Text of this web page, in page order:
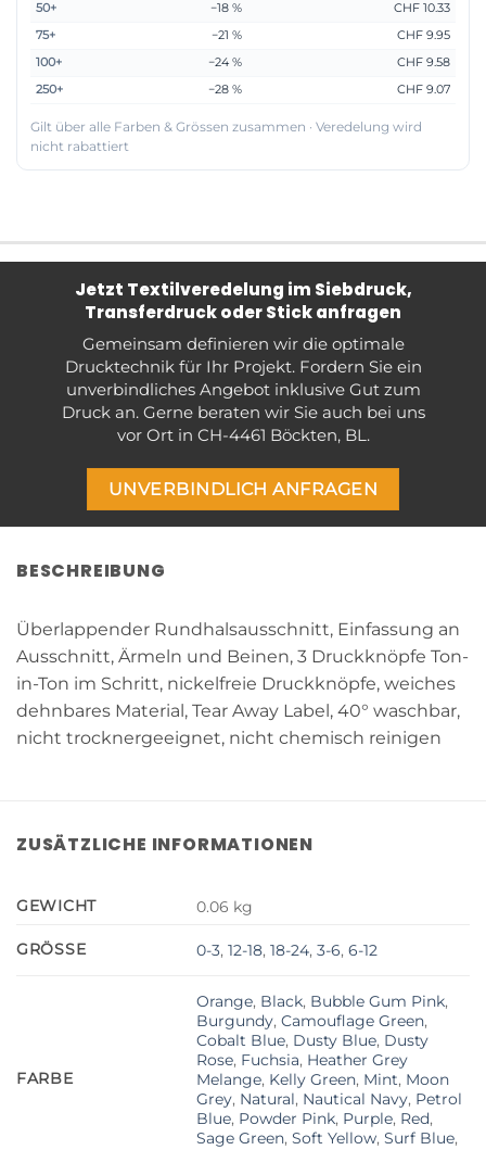
50+ −18 %
CHF 10.33
75+
−21 %
CHF 9.95
100+
−24 %
CHF 9.58
250+
−28 % CHF 9.07
Gilt über alle Farben & Grössen zusammen · Veredelung wird
nicht rabattiert
Jetzt Textilveredelung im Siebdruck,
Transferdruck oder Stick anfragen
Gemeinsam definieren wir die optimale
Drucktechnik für Ihr Projekt. Fordern Sie ein
unverbindliches Angebot inklusive Gut zum
Druck an. Gerne beraten wir Sie auch bei uns
vor Ort in CH-4461 Böckten, BL.
UNVERBINDLICH ANFRAGEN
BESCHREIBUNG
Überlappender Rundhalsausschnitt, Einfassung an
Ausschnitt, Ärmeln und Beinen, 3 Druckknöpfe Ton-
in-Ton im Schritt, nickelfreie Druckknöpfe, weiches
dehnbares Material, Tear Away Label, 40° waschbar,
nicht trocknergeeignet, nicht chemisch reinigen
ZUSÄTZLICHE INFORMATIONEN
GEWICHT 0.06 kg
GRÖSSE 0-3,12-18,18-24,3-6,6-12
FARBE
Orange, Black, Bubble Gum Pink,
Burgundy,Camouflage Green,
Cobalt Blue, Dusty Blue, Dusty
Rose, Fuchsia, Heather Grey
Melange, Kelly Green, Mint, Moon
Grey, Natural, Nautical Navy, Petrol
Blue, Powder Pink, Purple, Red,
Sage Green,Soft Yellow,Surf Blue,